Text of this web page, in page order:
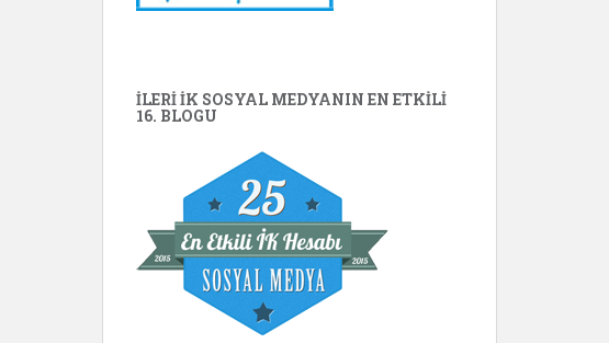
İLERİ İK SOSYAL MEDYANIN EN ETKILI
16. BLOGU